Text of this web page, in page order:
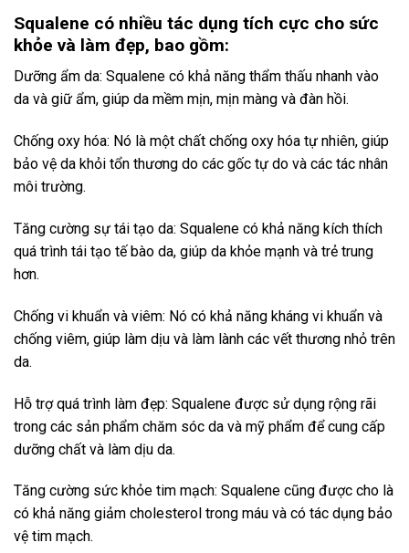
Squalene có nhiều tác dụng tích cực cho sức
khỏe và làm đẹp, bao gồm:
Dưỡng ẩm da: Squalene có khả năng thẩm thấu nhanh vào
da và giữ ẩm, giúp da mềm mịn, mịn màng và đàn hồi.
Chống oxy hóa: Nó là một chất chống oxy hóa tự nhiên, giúp
bảo vệ da khỏi tổn thương do các gốc tự do và các tác nhân
môi trường.
Tăng cường sự tái tạo da: Squalene có khả năng kích thích
quá trình tái tạo tế bào da, giúp da khỏe mạnh và trẻ trung
hơn.
Chống vi khuẩn và viêm: Nó có khả năng kháng vi khuẩn và
chống viêm, giúp làm dịu và làm lành các vết thương nhỏ trên
da.
Hỗ trợ quá trình làm đẹp: Squalene được sử dụng rộng rãi
trong các sản phẩm chăm sóc da và mỹ phẩm để cung cấp
dưỡng chất và làm dịu da.
Tăng cường sức khỏe tim mạch: Squalene cũng được cho là
có khả năng giảm cholesterol trong máu và có tác dụng bảo
vệ tim mạch.